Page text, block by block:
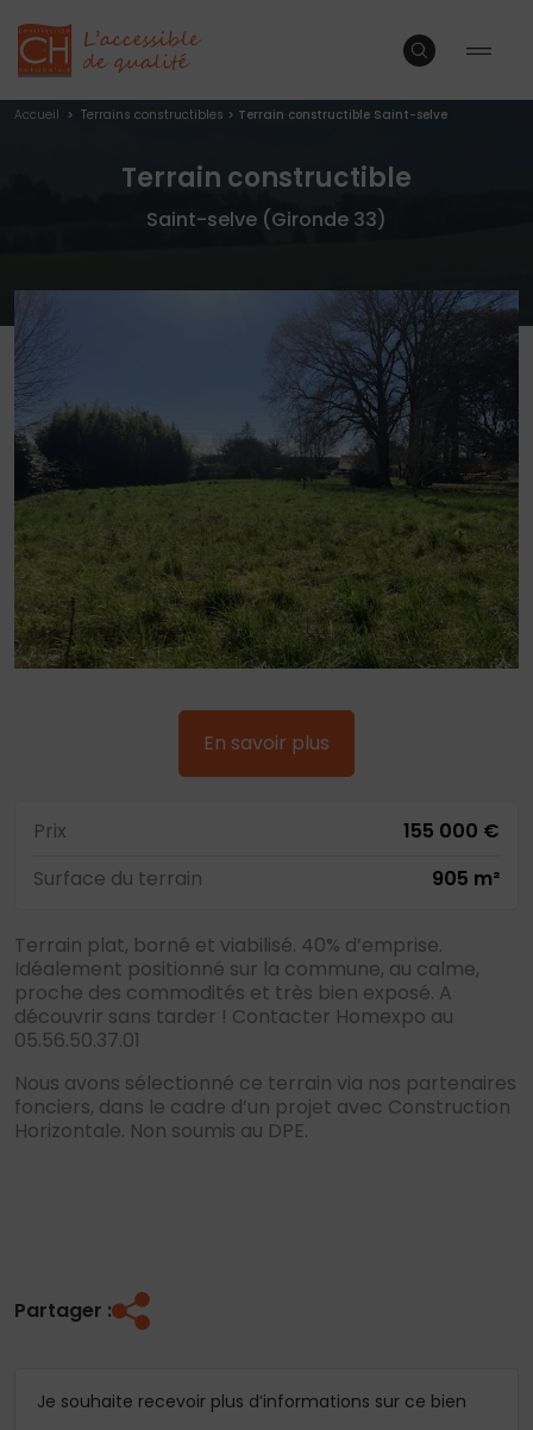
Accueil > Terrains constructibles > Terrain constructible Saint-selve
Terrain constructible
Saint-selve (Gironde 33)
En savoir plus
Prix
155 000 €
Surface du terrain
905 m²
Terrain plat, borné et viabilisé. 40% d’emprise.
Idéalement positionné sur la commune, au calme,
proche des commodités et très bien exposé. A
découvrir sans tarder ! Contacter Homexpo au
05.56.50.37.01
Nous avons sélectionné ce terrain via nos partenaires
fonciers, dans le cadre d’un projet avec Construction
Horizontale. Non soumis au DPE.
Partager :
Je souhaite recevoir plus d’informations sur ce bien